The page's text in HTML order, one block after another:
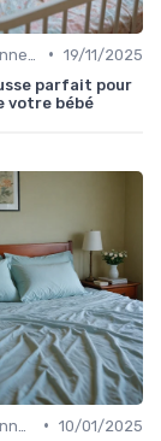
• 19/11/2025
parfait pour
votre bébé
• 10/01/2025